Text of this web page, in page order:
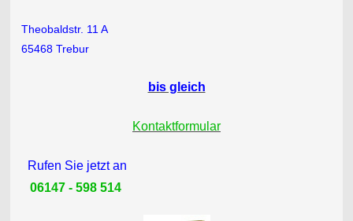
Theobaldstr. 11 A
65468 Trebur
bis gleich
Kontaktformular
Rufen Sie jetzt an
06147 - 598 514